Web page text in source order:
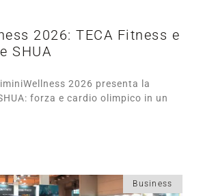
2026: TECA Fitness e
SHUA
2026 presenta la
forza e cardio olimpico in un
Business